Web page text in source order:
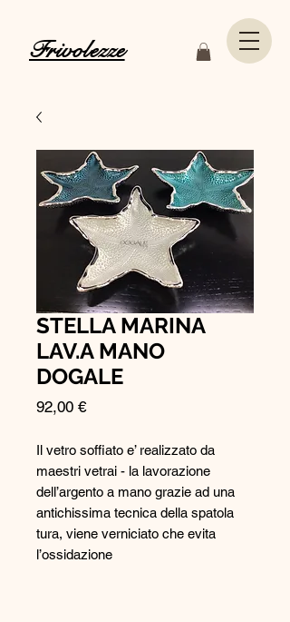
Frivolezze
STELLA MARINA
LAV.A MANO
DOGALE
92,00 €Prezzo
Il vetro soffiato e’ realizzato da
maestri vetrai - la lavorazione
dell’argento a mano grazie ad una
antichissima tecnica della spatola
tura, viene verniciato che evita
l’ossidazione